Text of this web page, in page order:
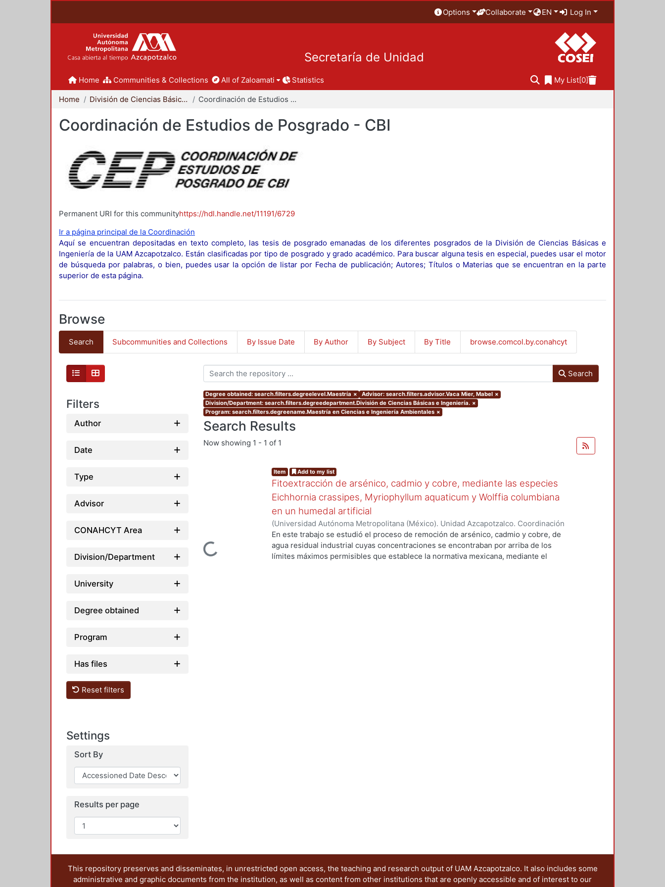
Options Collaborate EN Log In
Secretaría de Unidad
Home Communities & Collections All of Zaloamati Statistics My List[0]
Home División de Ciencias Básicas e Ingeniería Coordinación de Estudios de Posgrado - CBI
Coordinación de Estudios de Posgrado - CBI
Permanent URI for this communityhttps://hdl.handle.net/11191/6729
Ir a página principal de la Coordinación
Aquí se encuentran depositadas en texto completo, las tesis de posgrado emanadas de los diferentes posgrados de la División de Ciencias Básicas e
Ingeniería de la UAM Azcapotzalco. Están clasificadas por tipo de posgrado y grado académico. Para buscar alguna tesis en especial, puedes usar el motor
de búsqueda por palabras, o bien, puedes usar la opción de listar por Fecha de publicación; Autores; Títulos o Materias que se encuentran en la parte
superior de esta página.
Browse
Search Subcommunities and Collections By Issue Date By Author By Subject By Title browse.comcol.by.conahcyt
Filters
Author
Date
Type
Advisor
CONAHCYT Area
Division/Department
University
Degree obtained
Program
Has files
Reset filters
Settings
Sort By
Results per page
Search
Degree obtained: search.filters.degreelevel.Maestría × Advisor: search.filters.advisor.Vaca Mier, Mabel ×
Division/Department: search.filters.degreedepartment.División de Ciencias Básicas e Ingeniería. ×
Program: search.filters.degreename.Maestría en Ciencias e Ingeniería Ambientales ×
Search Results
Now showing 1 - 1 of 1
Loading...
Item Add to my list
Fitoextracción de arsénico, cadmio y cobre, mediante las especies
Eichhornia crassipes, Myriophyllum aquaticum y Wolffia columbiana
en un humedal artificial
(Universidad Autónoma Metropolitana (México). Unidad Azcapotzalco. Coordinación
de Servicios de Información. ,2020-01)Islas Olvera, Jessica
En este trabajo se estudió el proceso de remoción de arsénico, cadmio y cobre, de
agua residual industrial cuyas concentraciones se encontraban por arriba de los
límites máximos permisibles que establece la normativa mexicana, mediante el
This repository preserves and disseminates, in unrestricted open access, the teaching and research output of UAM Azcapotzalco. It also includes some
administrative and graphic documents from the institution, as well as content from other institutions that are openly accessible and of interest to our